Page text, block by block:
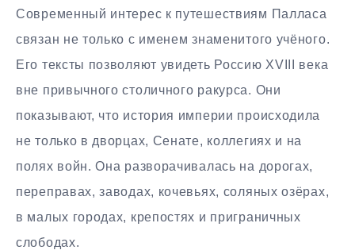
Современный интерес к путешествиям Палласа
связан не только с именем знаменитого учёного.
Его тексты позволяют увидеть Россию XVIII века
вне привычного столичного ракурса. Они
показывают, что история империи происходила
не только в дворцах, Сенате, коллегиях и на
полях войн. Она разворачивалась на дорогах,
переправах, заводах, кочевьях, соляных озёрах,
в малых городах, крепостях и приграничных
слободах.